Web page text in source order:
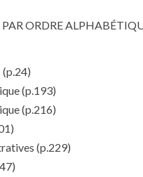
PAR ORDRE
(p.24)
(p.193)
(p.216)
(p.229)